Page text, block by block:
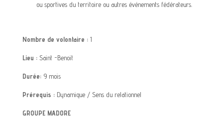
ou sportives du territoire ou autres événements fédérateurs.
Nombre de volontaire :1
Lieu : Saint -Benoit
Durée:9 mois
Prérequis : Dynamique / Sens du relationnel
GROUPE MADORE